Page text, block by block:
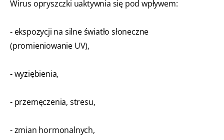
Wirus opryszczki uaktywnia się pod wpływem:
- ekspozycji na silne światło słoneczne
(promieniowanie UV),
- wyziębienia,
- przemęczenia, stresu,
- zmian hormonalnych,